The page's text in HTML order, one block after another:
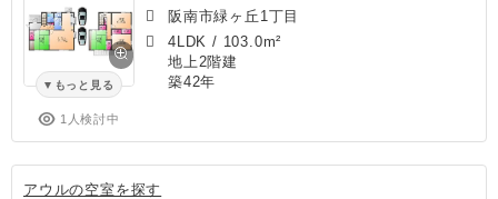
もっと見る
1人検討中
阪南市緑ヶ丘1丁目
4LDK / 103.0m²
地上2階建
築42年
アウルの空室を探す